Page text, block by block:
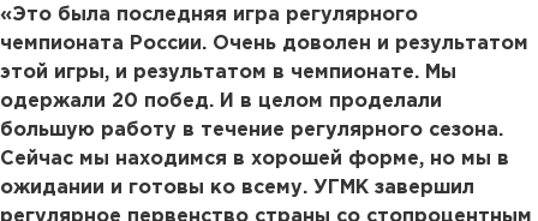
«Это была последняя игра регулярного
чемпионата России. Очень доволен и результатом
этой игры, и результатом в чемпионате. Мы
одержали 20 побед. И в целом проделали
большую работу в течение регулярного сезона.
Сейчас мы находимся в хорошей форме, но мы в
ожидании и готовы ко всему. УГМК завершил
регулярное первенство страны со стопроцентным